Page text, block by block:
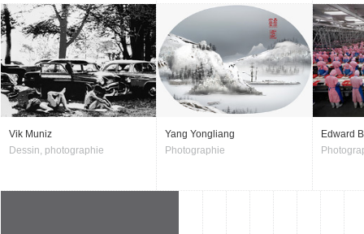
Vik Muniz
Dessin, photographie
Yang Yongliang
Photographie
Edward